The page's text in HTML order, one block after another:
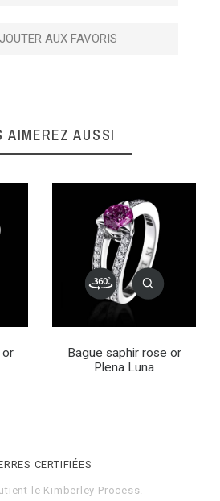
AUX FAVORIS
AIMEREZ AUSSI
or
Bague saphir rose or
Plena Luna
CERTIFIÉES
le Kimberley Process.